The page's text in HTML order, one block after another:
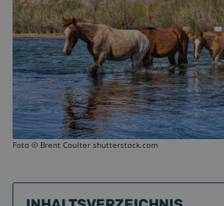
Foto © Brent Coulter shutterstock.com